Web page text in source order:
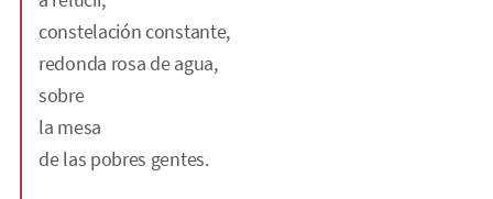
constelación constante,
redonda rosa de agua,
sobre
la mesa
de las pobres gentes.